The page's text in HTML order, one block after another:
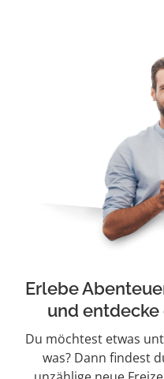
Erlebe
und
Du möchtest etwas
was? Dann findest